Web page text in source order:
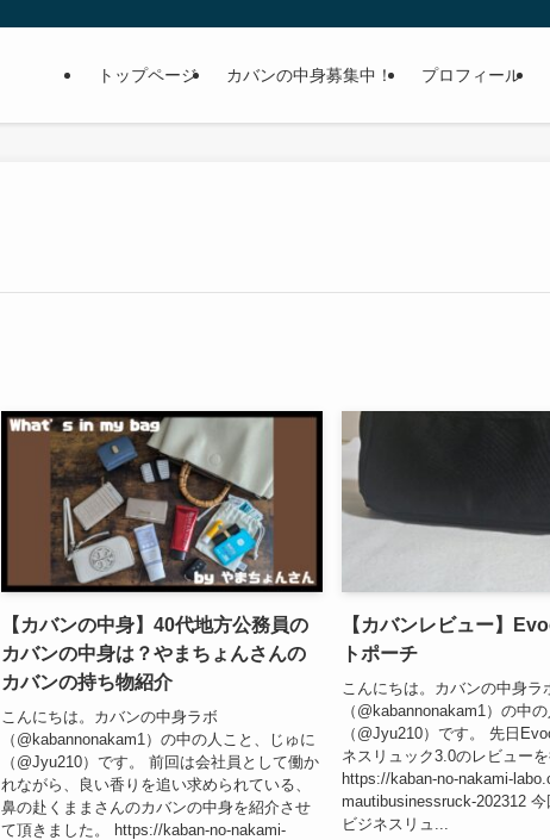
トップページ カバンの中身募集中！ プロフィール
【カバンの中身】40代地方公務員の
カバンの中身は？やまちょんさんの
カバンの持ち物紹介
こんにちは。カバンの中身ラボ
（@kabannonakam1）の中の人こと、じゅに
（@Jyu210）です。 前回は会社員として働か
れながら、良い香りを追い求められている、
鼻の赴くままさんのカバンの中身を紹介させ
て頂きました。 https://kaban-no-nakami-
【カバンレビュー】
トポーチ
こんにちは。カバンの中身ラ
（@kabannonakam1）の中
（@Jyu210）です。 先日
ネスリュック3.0のレビューを
https://kaban-no-nakami-
mautibusinessruck-202312
ビジネスリュ...